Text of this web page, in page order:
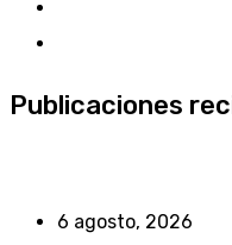
Publicaciones
6 agosto, 2026